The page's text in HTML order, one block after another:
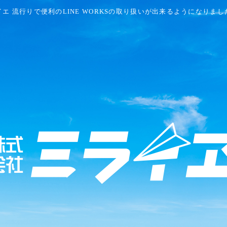
エ 流行りで便利のLINE WORKSの取り扱いが出来るようになりまし